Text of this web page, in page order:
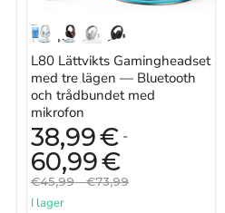
L80 Lättvikts Gamingheadset
med tre lägen — Bluetooth
och trådbundet med
mikrofon
38,99€ -
60,99€
Originalpris
€45,99 -Originalpris
€73,99
I lager